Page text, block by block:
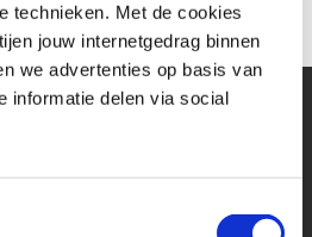
technieken. Met de cookies
jouw internetgedrag binnen
we advertenties op basis van
informatie delen via social